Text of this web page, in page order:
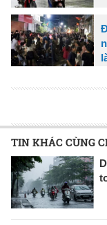
TIN KHÁC CÙNG